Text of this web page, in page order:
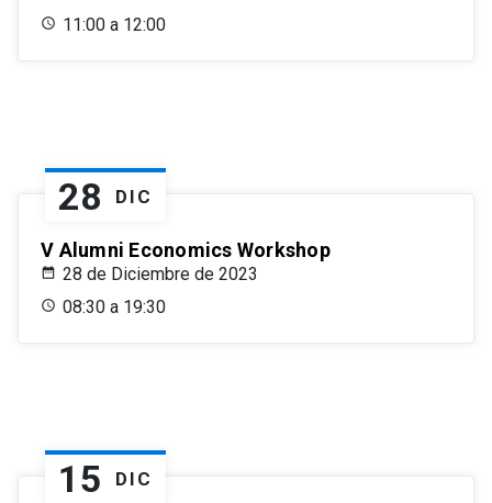
11:00 a 12:00
28 DIC
V Alumni Economics Workshop
28 de Diciembre de 2023
08:30 a 19:30
15 DIC